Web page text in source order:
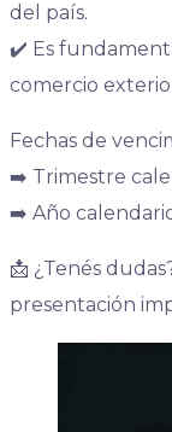
del país.
✔️ Es
comercio
Fechas de
➡️ Trimestre
➡️ Año
📩 ¿Tenés
presentación